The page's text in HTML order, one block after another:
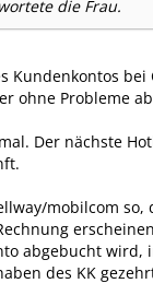
die Frau.
Kundenkontos bei
ohne Probleme
Der nächste
mobilcom so,
abgebucht wird,
des KK